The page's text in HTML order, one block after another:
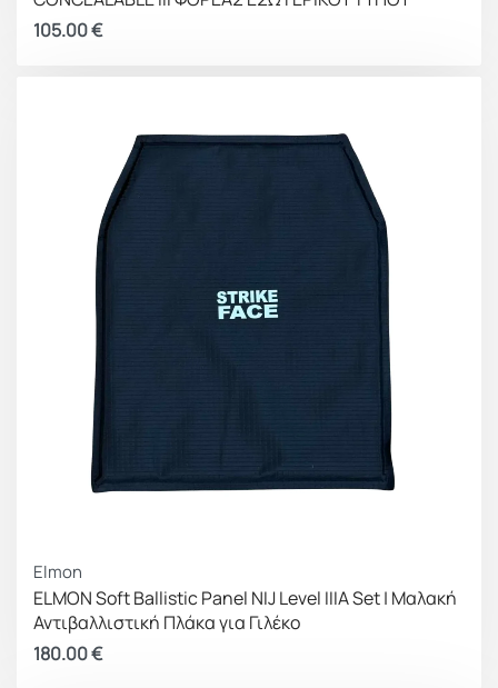
105.00€
Elmon
ELMON Soft Ballistic Panel NIJ Level IIIA Set | Μαλακή
Αντιβαλλιστική Πλάκα για Γιλέκο
180.00€